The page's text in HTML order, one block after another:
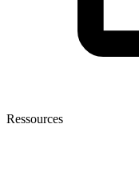
Ressources